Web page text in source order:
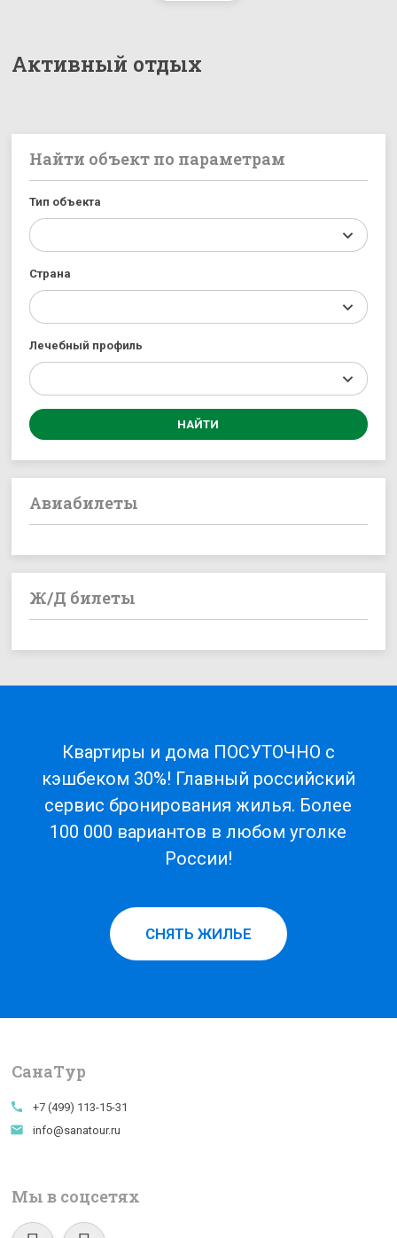
Активный отдых
Найти объект по параметрам
Тип объекта
Страна
Лечебный профиль
Авиабилеты
Ж/Д билеты
Квартиры и дома ПОСУТОЧНО с
кэшбеком 30%! Главный российский
сервис бронирования жилья. Более
100 000 вариантов в любом уголке
России!
СНЯТЬ ЖИЛЬЕ
СанаTур
call +7 (499) 113-15-31
email info@sanatour.ru
Мы в соцсетях